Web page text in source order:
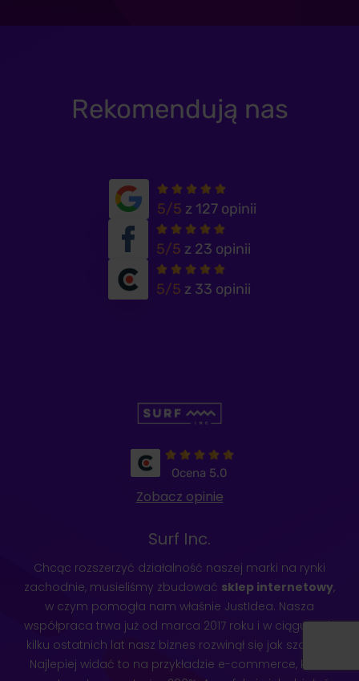
Fell.Land
ZOBACZ REALIZACJĘ
Kidmo
Rekomendują nas
5/5 z 127 opinii
5/5 z 23 opinii
5/5 z 33 opinii
Ocena 5.0
Zobacz opinie
Surf Inc.
Chcąc rozszerzyć działalność naszej marki na rynki
zachodnie, musieliśmy zbudować sklep internetowy,
w czym pomogła nam właśnie JustIdea. Nasza
współpraca trwa już od marca 2017 roku i w ciągu tych
kilku ostatnich lat nasz biznes rozwinął się jak szalony.
Najlepiej widać to na przykładzie e-commerce, które